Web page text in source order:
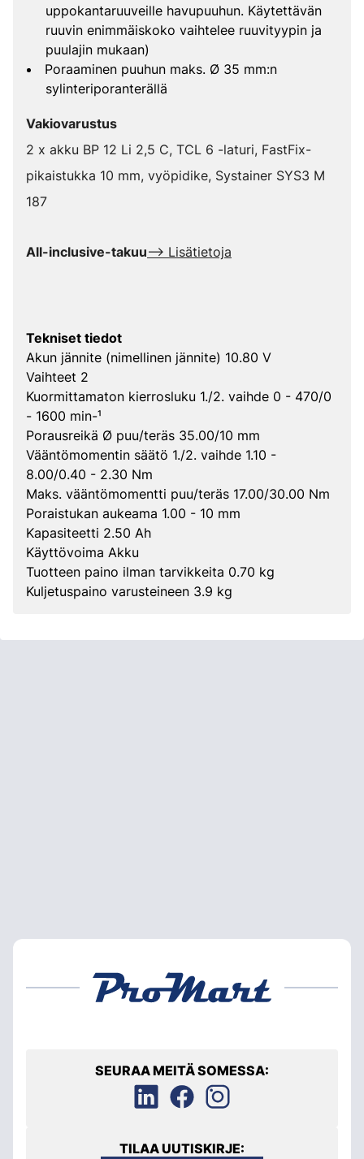
uppokantaruuveille havupuuhun. Käytettävän
ruuvin enimmäiskoko vaihtelee ruuvityypin ja
puulajin mukaan)
Poraaminen puuhun maks. Ø 35 mm:n
sylinteriporanterällä
Vakiovarustus
2 x akku BP 12 Li 2,5 C, TCL 6 -laturi, FastFix-
pikaistukka 10 mm, vyöpidike, Systainer SYS3 M
187
All-inclusive-takuu--> Lisätietoja
Tekniset tiedot
Akun jännite (nimellinen jännite) 10.80 V
Vaihteet 2
Kuormittamaton kierrosluku 1./2. vaihde 0 - 470/0
- 1600 min-¹
Porausreikä Ø puu/teräs 35.00/10 mm
Vääntömomentin säätö 1./2. vaihde 1.10 -
8.00/0.40 - 2.30 Nm
Maks. vääntömomentti puu/teräs 17.00/30.00 Nm
Poraistukan aukeama 1.00 - 10 mm
Kapasiteetti 2.50 Ah
Käyttövoima Akku
Tuotteen paino ilman tarvikkeita 0.70 kg
Kuljetuspaino varusteineen 3.9 kg
SEURAA MEITÄ SOMESSA:
TILAA UUTISKIRJE: